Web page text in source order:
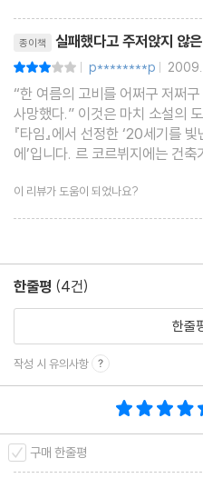
종이책 실패했다고 주저앉지 않
| p********p |
“한 여름의 고비를 어쩌구 저쩌
사망했다.” 이것은 마치 소설의
『타임』에서 선정한 ‘20세기를
에’입니다. 르 코르뷔지에는 건
니다. 프랑스 문화부장관 ‘앙드
이 리뷰가 도움이 되었나요?
한줄평 (4건)
한줄
작성 시 유의사항
구매 한줄평